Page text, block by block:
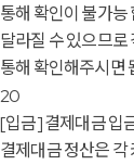
통해 확인이 불가능
달라질 수 있으므로
통해 확인해주시면
20
[입금]결제대금 입
결제대금 정산은